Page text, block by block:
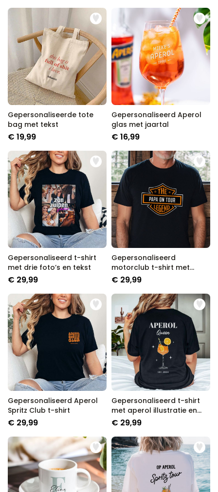
Gepersonaliseerde tote
bag met tekst
€ 19,99
Gepersonaliseerd Aperol
glas met jaartal
€ 16,99
Gepersonaliseerd t-shirt
met drie foto’s en tekst
€ 29,99
Gepersonaliseerd
motorclub t-shirt met
naam
€ 29,99
Gepersonaliseerd Aperol
Spritz Club t-shirt
€ 29,99
Gepersonaliseerd t-shirt
met aperol illustratie en
tekst
€ 29,99